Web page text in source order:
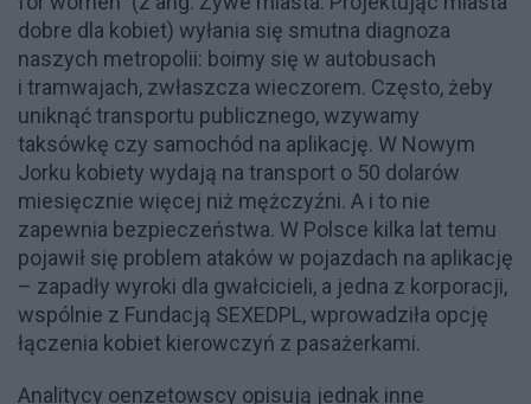
dobre dla kobiet) wyłania się smutna diagnoza
naszych metropolii: boimy się w autobusach
i tramwajach, zwłaszcza wieczorem. Często, żeby
uniknąć transportu publicznego, wzywamy
taksówkę czy samochód na aplikację. W Nowym
Jorku kobiety wydają na transport o 50 dolarów
miesięcznie więcej niż mężczyźni. A i to nie
zapewnia bezpieczeństwa. W Polsce kilka lat temu
pojawił się problem ataków w pojazdach na aplikację
– zapadły wyroki dla gwałcicieli, a jedna z korporacji,
wspólnie z Fundacją SEXEDPL, wprowadziła opcję
łączenia kobiet kierowczyń z pasażerkami.
Analitycy oenzetowscy opisują jednak inne